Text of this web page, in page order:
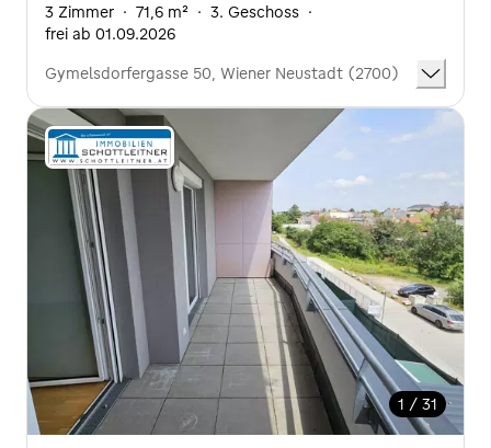
3 Zimmer · 71,6 m² · 3. Geschoss ·
frei ab 01.09.2026
Gymelsdorfergasse 50, Wiener Neustadt (2700)
1 / 31